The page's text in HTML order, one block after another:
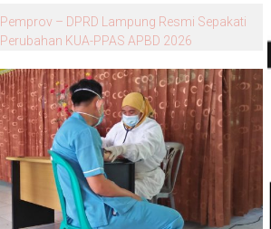
Sekdprov Marindo Meluruskan Fakta Terkait
Status Lahan Kawasan Ryacudu